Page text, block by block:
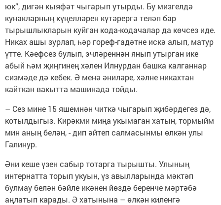
юк”, дигән кыяфәт чыгарып утырды. Бу мизгелдә
кунакларның күңелләрен күтәрергә теләп бар
тырышлыкларын куйган кода-кодачалар да көчсез иде.
Никах ашы зурлап, һәр гореф-гадәтне искә алып, матур
үтте. Кәефсез булып, эчләреннән янып утырган ике
абый һәм җиңгинең хәлен Илнурдан башка калганнар
сизмәде дә кебек. Ә менә әниләре, хәлне никахтан
кайткан вакытта машинада тойды.
– Сез мине 15 яшемнән читкә чыгарып җибәрдегез дә,
котылдыгыз. Кирәкми миңа укымаган хатын, тормыйм
мин аның белән, - дип әйтеп салмасынмы өлкән улы
Галинур.
Әни кеше үзен сабыр тотарга тырышты. Улының
интернатта торып укуын, үз авылларында мәктәп
булмау белән бәйле икәнен йөздә беренче мәртәбә
аңлатып карады. Ә хатынына – өлкән киленгә